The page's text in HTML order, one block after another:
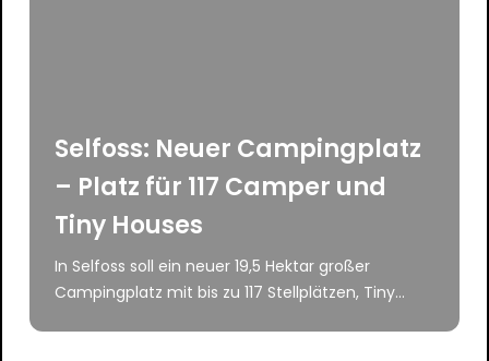
Selfoss: Neuer Campingplatz
– Platz für 117 Camper und
Tiny Houses
In Selfoss soll ein neuer 19,5 Hektar großer
Campingplatz mit bis zu 117 Stellplätzen, Tiny...